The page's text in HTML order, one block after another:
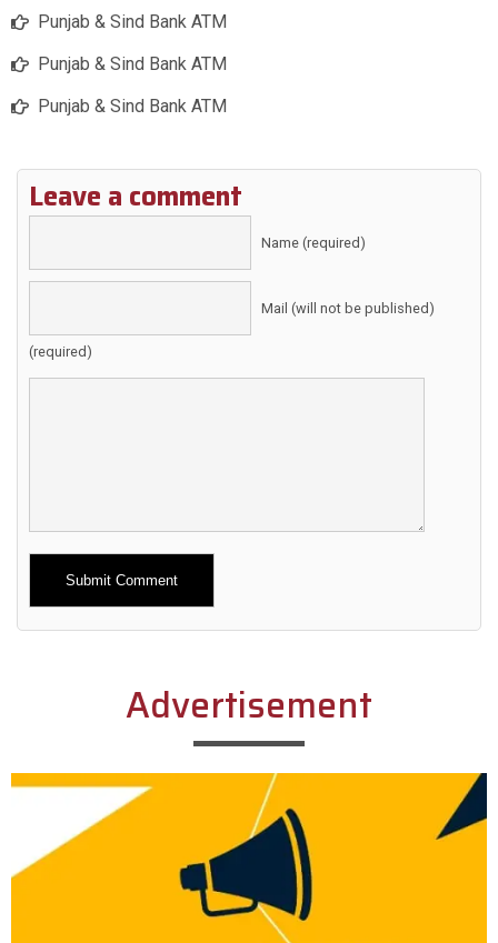
Punjab & Sind Bank ATM
Punjab & Sind Bank ATM
Punjab & Sind Bank ATM
Leave a comment
Name (required)
Mail (will not be published)
(required)
Alternative:
Advertisement